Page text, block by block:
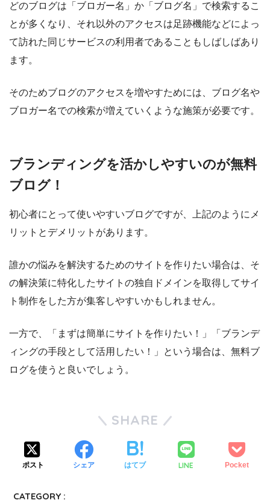
どのブログは「ブロガー名」か「ブログ名」で検索するこ
とが多くなり、それ以外のアクセスは足跡機能などによっ
て訪れた同じサービスの利用者であることもしばしばあり
ます。
そのためブログのアクセスを増やすためには、 ブログ名や
ブロガー名での検索が増えていくような施策が必要です。
ブランディングを活かしやすいのが無料
ブログ！
初心者にとって使いやすいブログですが、上記のようにメ
リットとデメリットがあります。
誰かの悩みを解決するためのサイトを作りたい場合は、そ
の解決策に特化したサイトの独自ドメインを取得してサイ
ト制作をした方が集客しやすいかもしれません。
一方で、「まずは簡単にサイトを作りたい！」「ブランデ
ィングの手段として活用したい！」という場合は、無料ブ
ログを使うと良いでしょう。
SHARE
ポスト シェア はてブ LINE Pocket
CATEGORY :